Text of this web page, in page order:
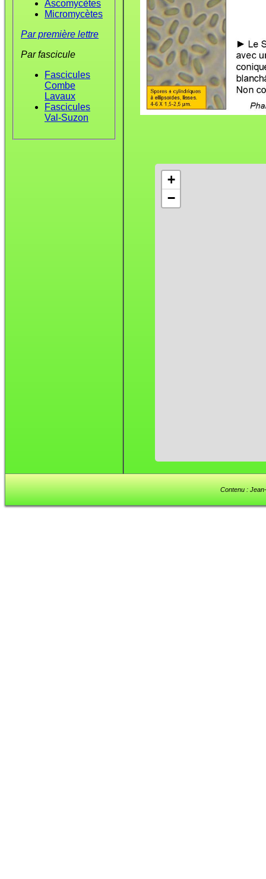
Ascomycètes
Micromycètes
Par première lettre
Par fascicule
Fascicules
Combe
Lavaux
Fascicules
Val-Suzon
+
−
Contenu :